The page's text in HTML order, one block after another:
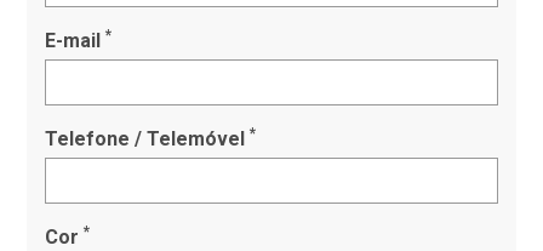
E-mail*
Telefone / Telemóvel*
Cor*